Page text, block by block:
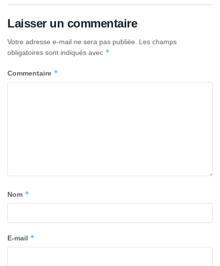
Laisser un commentaire
Votre adresse e-mail ne sera pas publiée.
Les champs
obligatoires sont indiqués avec *
Commentaire *
Nom *
E-mail *